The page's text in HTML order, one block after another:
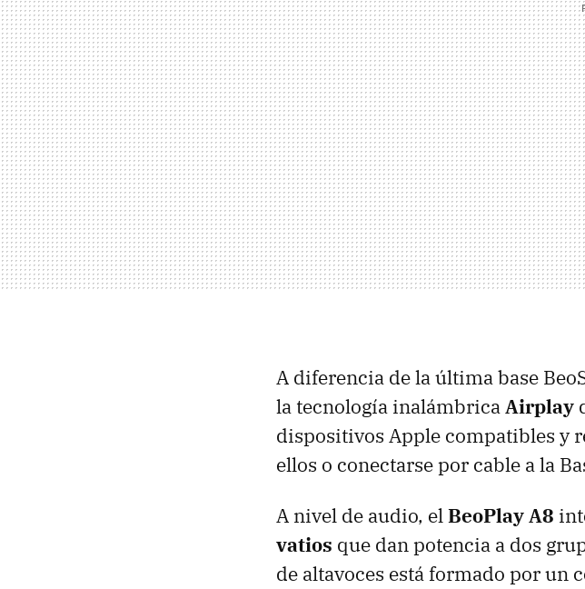
A diferencia de la última base
la tecnología inalámbricaAirplay
dispositivos Apple compatibles y
ellos o conectarse por cable a la
A nivel de audio, elBeoPlay A8
vatios que dan potencia a dos
de altavoces está formado por un